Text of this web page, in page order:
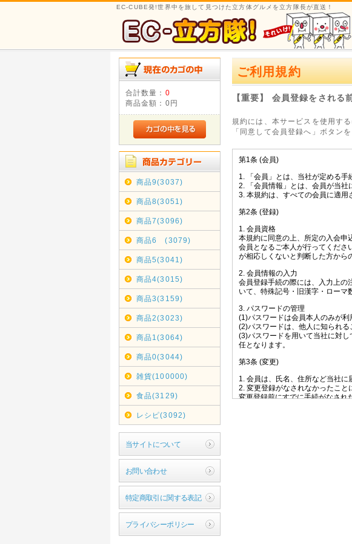
EC-CUBE発!世界中を旅して見つけた立方体グルメを立方隊長が直送！
合計数量： 0
商品金額： 0円
商品9(3037)
商品8(3051)
商品7(3096)
商品6 (3079)
商品5(3041)
商品4(3015)
商品3(3159)
商品2(3023)
商品1(3064)
商品0(3044)
雑貨(100000)
食品(3129)
レシピ(3092)
当サイトについて
お問い合わせ
特定商取引に関する表記
プライバシーポリシー
ご利用規約
【重要】 会員登録をされる
規約には、本サービスを使用す
「同意して会員登録へ」ボタン